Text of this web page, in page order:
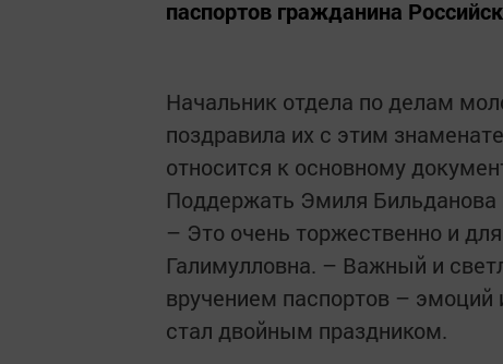
паспортов гражданина
Начальник отдела по делам
поздравила их с этим
относится к основному
Поддержать Эмиля Бильданова
– Это очень торжественно и
Галимулловна. – Важный и
вручением паспортов – эмоций
стал двойным праздником.